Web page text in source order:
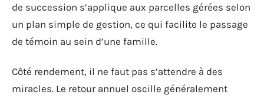
de succession s’applique aux parcelles gérées selon
un plan simple de gestion, ce qui facilite le passage
de témoin au sein d’une famille.
Côté rendement, il ne faut pas s’attendre à des
miracles. Le retour annuel oscille généralement